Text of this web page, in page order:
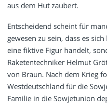
aus dem Hut zaubert.
Entscheidend scheint für
gewesen zu sein, dass es
eine fiktive Figur handelt,
Raketentechniker Helmut
von Braun. Nach dem Krieg
Westdeutschland für die
Familie in die Sowjetunion